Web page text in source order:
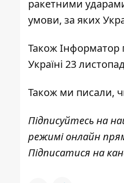
ракетними
умови, за яких
Також Інформатор
Україні 23
Також ми писали,
Підписуйтесь на
режимі онлайн
Підписатися на